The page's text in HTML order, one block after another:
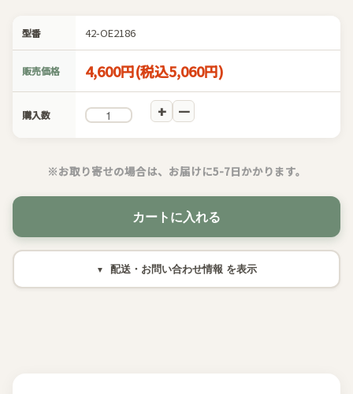
型番 42-OE2186
販売価格 4,600円(税込5,060円)
購入数
※お取り寄せの場合は、お届けに5-7日かかります。
カートに入れる
配送・お問い合わせ情報